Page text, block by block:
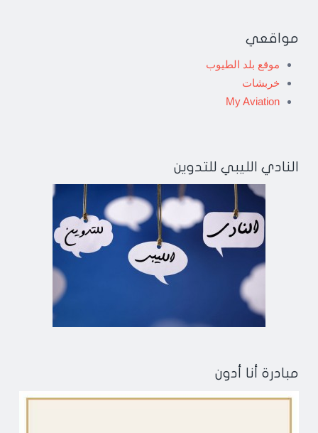
مواقعي
موقع بلد الطيوب
خربشات
My Aviation
النادي الليبي للتدوين
مبادرة أنا أدون